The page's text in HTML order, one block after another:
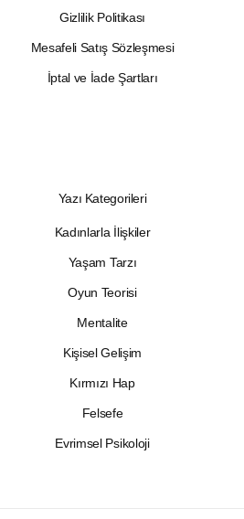
Gizlilik Politikası
Mesafeli Satış Sözleşmesi
İptal ve İade Şartları
Yazı Kategorileri
Kadınlarla İlişkiler
Yaşam Tarzı
Oyun Teorisi
Mentalite
Kişisel Gelişim
Kırmızı Hap
Felsefe
Evrimsel Psikoloji